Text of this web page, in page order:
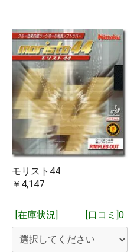
モリスト44
￥4,147
[在庫状況] [口コミ]0